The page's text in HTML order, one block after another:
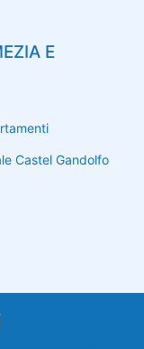
E
Castel Gandolfo